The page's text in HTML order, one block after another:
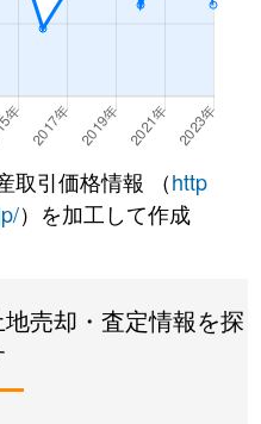
取引価格情報 （http
）を加工して作成
売却・査定情報を探